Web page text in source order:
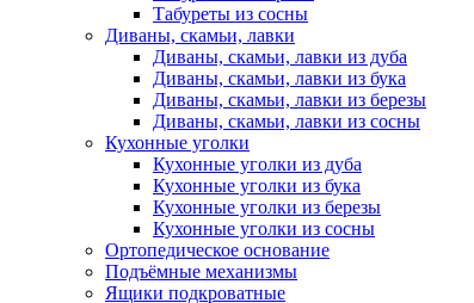
Табуреты из сосны
Диваны, скамьи, лавки
Диваны, скамьи, лавки из дуба
Диваны, скамьи, лавки из бука
Диваны, скамьи, лавки из березы
Диваны, скамьи, лавки из сосны
Кухонные уголки
Кухонные уголки из дуба
Кухонные уголки из бука
Кухонные уголки из березы
Кухонные уголки из сосны
Ортопедическое основание
Подъёмные механизмы
Ящики подкроватные